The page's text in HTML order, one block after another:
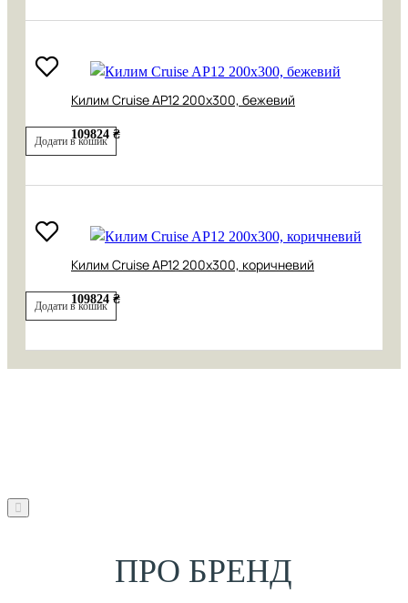
Килим Cruise AP12 200x300, бежевий
109824 ₴
Додати в кошик
Килим Cruise AP12 200x300, коричневий
109824 ₴
Додати в кошик
ПРО БРЕНД